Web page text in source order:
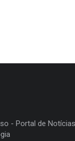
- Portal de